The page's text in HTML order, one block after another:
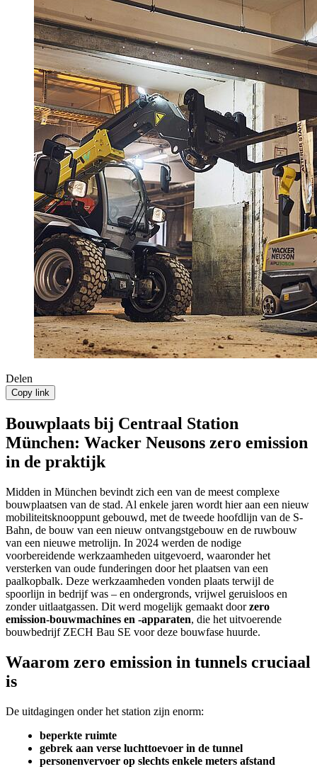
Delen
Copy link
Bouwplaats bij Centraal Station
München: Wacker Neusons zero emission
in de praktijk
Midden in München bevindt zich een van de meest complexe
bouwplaatsen van de stad. Al enkele jaren wordt hier aan een nieuw
mobiliteitsknooppunt gebouwd, met de tweede hoofdlijn van de S-
Bahn, de bouw van een nieuw ontvangstgebouw en de ruwbouw
van een nieuwe metrolijn. In 2024 werden de nodige
voorbereidende werkzaamheden uitgevoerd, waaronder het
versterken van oude funderingen door het plaatsen van een
paalkopbalk. Deze werkzaamheden vonden plaats terwijl de
spoorlijn in bedrijf was – en ondergronds, vrijwel geruisloos en
zonder uitlaatgassen. Dit werd mogelijk gemaakt doorzero
emission-bouwmachines en -apparaten, die het uitvoerende
bouwbedrijf ZECH Bau SE voor deze bouwfase huurde.
Waarom zero emission in tunnels cruciaal
is
De uitdagingen onder het station zijn enorm:
beperkte ruimte
gebrek aan verse luchttoevoer in de tunnel
personenvervoer op slechts enkele meters afstand